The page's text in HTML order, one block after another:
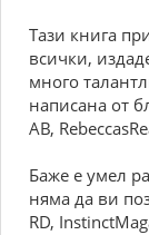
Тази книга
всички,
много
написана от
AB,
Баже е умел
няма да ви
RD,